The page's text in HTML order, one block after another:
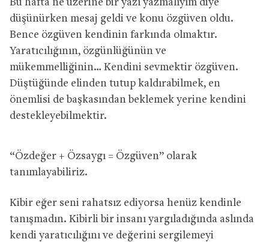
Bu hafta ne üzerine bir yazı yazmalıyım diye
düşünürken mesaj geldi ve konu özgüven oldu.
Bence özgüven kendinin farkında olmaktır.
Yaratıcılığının, özgünlüğünün ve
mükemmelliğinin… Kendini sevmektir özgüven.
Düştüğünde elinden tutup kaldırabilmek, en
önemlisi de başkasından beklemek yerine kendini
destekleyebilmektir.
“Özdeğer + Özsaygı = Özgüven” olarak
tanımlayabiliriz.
Kibir eğer seni rahatsız ediyorsa henüz kendinle
tanışmadın. Kibirli bir insanı yargıladığında aslında
kendi yaratıcılığını ve değerini sergilemeyi